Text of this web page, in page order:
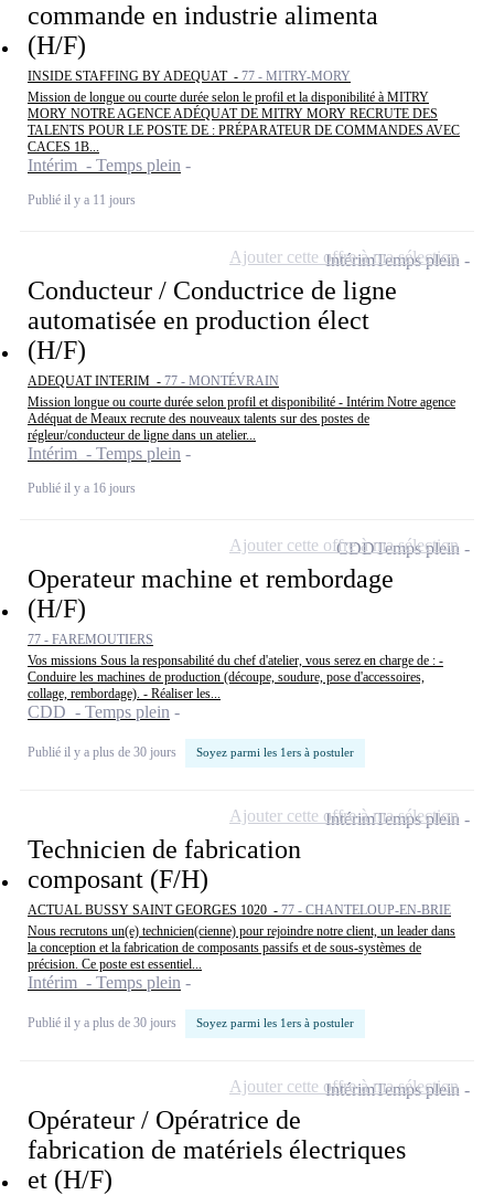
commande en industrie alimenta
(H/F)
INSIDE STAFFING BY ADEQUAT - 77 - MITRY-MORY
Mission de longue ou courte durée selon le profil et la disponibilité à MITRY
MORY NOTRE AGENCE ADÉQUAT DE MITRY MORY RECRUTE DES
TALENTS POUR LE POSTE DE : PRÉPARATEUR DE COMMANDES AVEC
CACES 1B...
Intérim - Temps plein
Publié il y a 11 jours
Conducteur / Conductrice de ligne
automatisée en production élect
(H/F)
ADEQUAT INTERIM - 77 - MONTÉVRAIN
Mission longue ou courte durée selon profil et disponibilité - Intérim Notre agence
Adéquat de Meaux recrute des nouveaux talents sur des postes de
régleur/conducteur de ligne dans un atelier...
Intérim - Temps plein
Publié il y a 16 jours
IntérimTemps plein
Ajouter cette offre à ma sélection
Operateur machine et rembordage
(H/F)
77 - FAREMOUTIERS
Vos missions Sous la responsabilité du chef d'atelier, vous serez en charge de : -
Conduire les machines de production (découpe, soudure, pose d'accessoires,
collage, rembordage). - Réaliser les...
CDD - Temps plein
Publié il y a plus de 30 jours Soyez parmi les 1ers à postuler
CDDTemps plein
Ajouter cette offre à ma sélection
Technicien de fabrication
composant (F/H)
ACTUAL BUSSY SAINT GEORGES 1020 - 77 - CHANTELOUP-EN-BRIE
Nous recrutons un(e) technicien(cienne) pour rejoindre notre client, un leader dans
la conception et la fabrication de composants passifs et de sous-systèmes de
précision. Ce poste est essentiel...
Intérim - Temps plein
Publié il y a plus de 30 jours Soyez parmi les 1ers à postuler
IntérimTemps plein
Ajouter cette offre à ma sélection
Opérateur / Opératrice de
fabrication de matériels électriques
et (H/F)
IntérimTemps plein
Ajouter cette offre à ma sélection